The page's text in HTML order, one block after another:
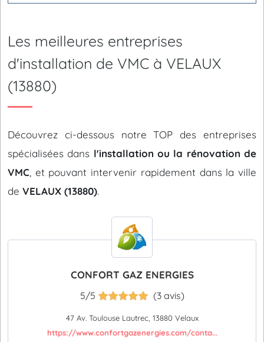
Les meilleures entreprises
d'installation de VMC à VELAUX
(13880)
Découvrez ci-dessous notre TOP des entreprises
spécialisées dans l'installation ou la rénovation de
VMC , et pouvant intervenir rapidement dans la ville
de VELAUX (13880).
CONFORT GAZ ENERGIES
5/5 (3 avis)
47 Av. Toulouse Lautrec, 13880 Velaux
https://www.confortgazenergies.com/conta...